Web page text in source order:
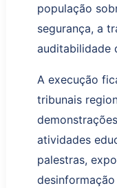
população
segurança, a
auditabilidade
A execução
tribunais r
atividades
palestras,